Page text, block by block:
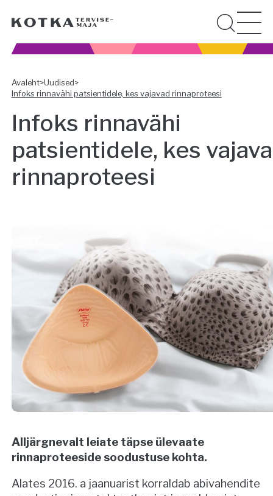
Avaleht>Uudised>
Infoks rinnavähi patsientidele, kes vajavad rinnaproteesi
Infoks rinnavähi
patsientidele, kes
rinnaproteesi
Alljärgnevalt leiate täpse ülevaate
rinnaproteeside soodustuse kohta.
Alates 2016. a jaanuarist korraldab abivahendite